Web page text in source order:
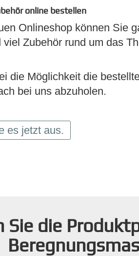
online bestellen
Onlineshop können Sie
viel Zubehör rund um das
die Möglichkeit die
bei uns abzuholen.
es jetzt aus.
Sie die